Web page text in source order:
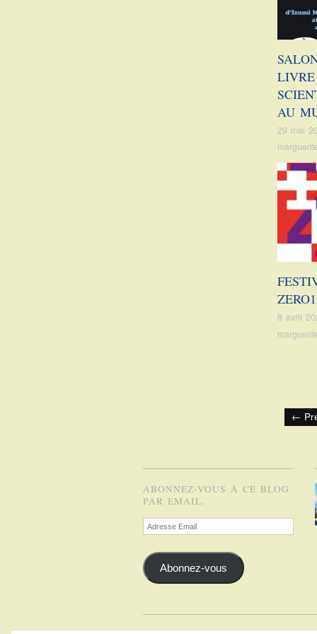
LIVRE
AU
29 mai
8 avril
←
ABONNEZ-VOUS À CE BLOG
PAR EMAIL.
Adresse
Email
Abonnez-vous